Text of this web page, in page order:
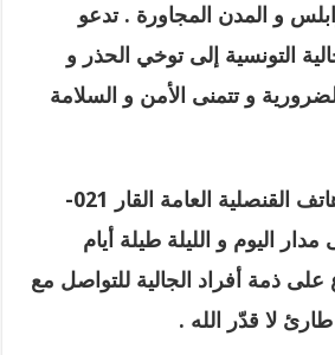
و المدن المجاورة . تدعو
التونسية إلى توخي الحذر و
و تتمنى الأمن و السلامة
هذا و نذكركم رقم هاتف القنصلية العامة القار 021-
مدار اليوم و الليلة طيلة أيام
ذمة أفراد الجالية للتواصل مع
طارئ لا قدّر الله .